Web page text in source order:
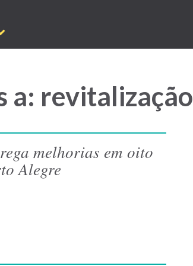
a: revitalização
melhorias em oito
Alegre